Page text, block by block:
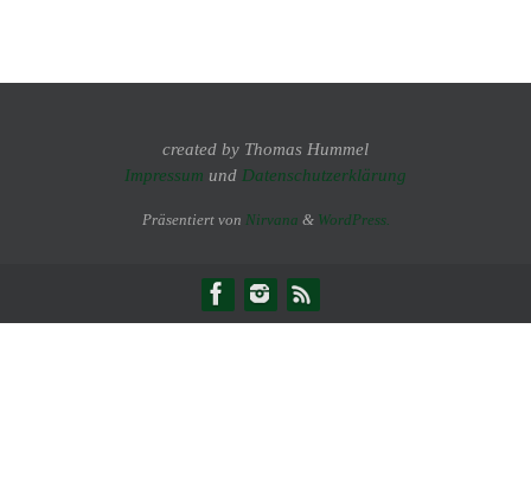
created by Thomas Hummel
Impressum und Datenschutzerklärung
Präsentiert von Nirvana & WordPress.